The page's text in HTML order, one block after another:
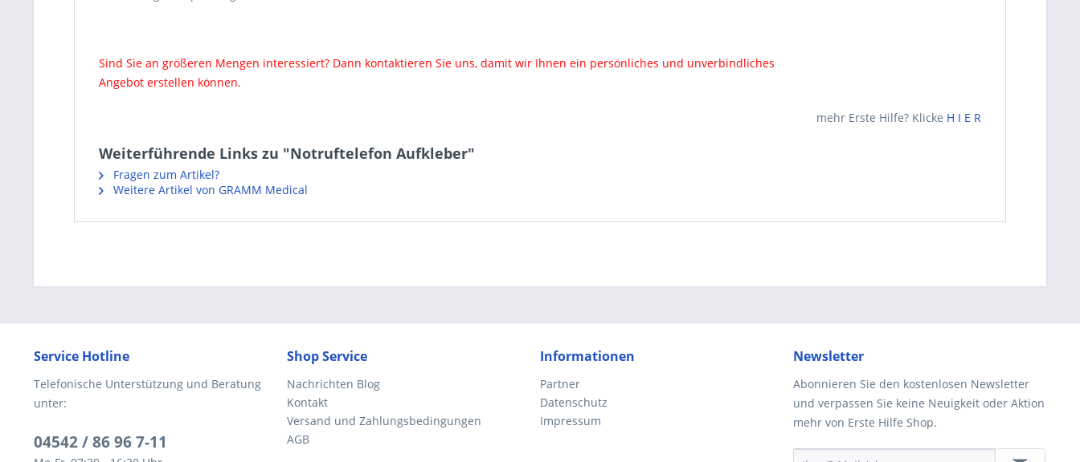
Sind Sie an größeren Mengen interessiert? Dann kontaktieren Sie uns, damit wir Ihnen ein persönliches und unverbindliches
Angebot erstellen können.
mehr Erste Hilfe? Klicke H I E R
Weiterführende Links zu "Notruftelefon Aufkleber"
Fragen zum Artikel?
Weitere Artikel von GRAMM Medical
Service Hotline
Telefonische Unterstützung und Beratung
unter:
04542 / 86 96 7-11
Shop Service
Nachrichten Blog
Kontakt
Versand und Zahlungsbedingungen
AGB
Informationen
Partner
Datenschutz
Impressum
Newsletter
Abonnieren Sie den kostenlosen Newsletter
und verpassen Sie keine Neuigkeit oder Aktion
mehr von Erste Hilfe Shop.